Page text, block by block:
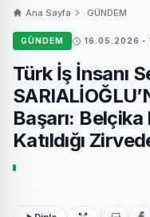
Ana Sayfa GÜNDEM
GÜNDEM 16.05.2026 -
Türk İş İnsanı
Başarı:
Katıldığı